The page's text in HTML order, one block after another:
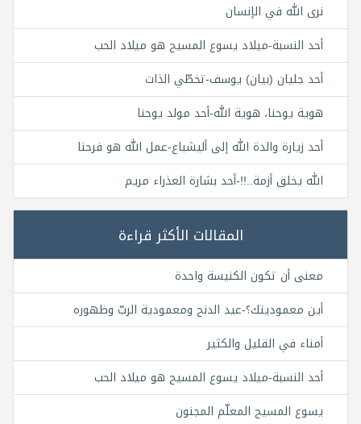
نرى الله في الإنسان
أحد النسبة-ميلاد يسوع المسيح هو ميلاد الحب
أحد جليان (بيان) يوسف-تخطّي الذات
هوية يوحنا، هوية الله-أحد مولد يوحنا
أحد زيارة والدة الله إلى أليشباع-عمل الله هو فرحنا
الله يخلق أزمة..!!-أحد بشارة العذراء مريم
المقالات الأكثر قراءة
معنى أن تكون الكنيسة واحدة
أين معموديتك؟-عيد الدنح ومعمودية الربّ وظهوره
أمناء في القليل والكثير
أحد النسبة-ميلاد يسوع المسيح هو ميلاد الحب
يسوع المسيح المعلّم المجنون